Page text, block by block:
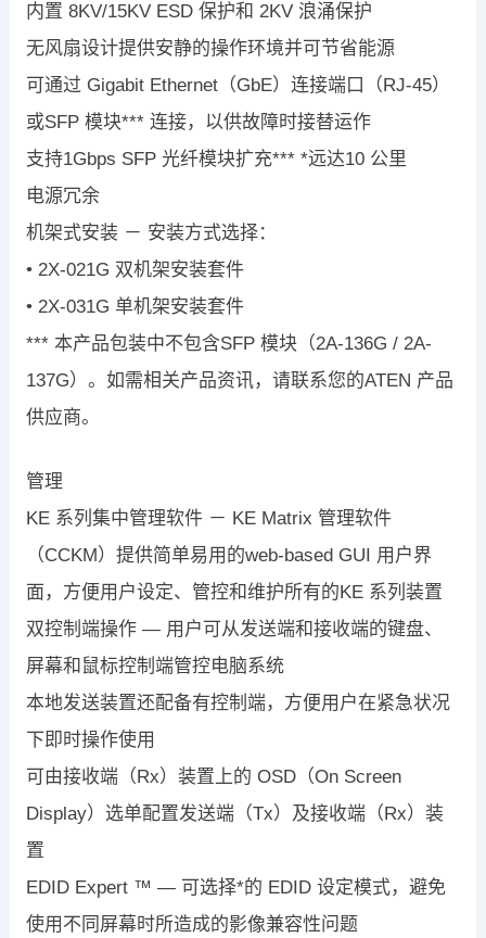
内置 8KV/15KV ESD 保护和 2KV 浪涌保护
无风扇设计提供安静的操作环境并可节省能源
可通过 Gigabit Ethernet（GbE）连接端口（RJ-45）
或SFP 模块*** 连接，以供故障时接替运作
支持1Gbps SFP 光纤模块扩充*** *远达10 公里
电源冗余
机架式安装 － 安装方式选择：
• 2X-021G 双机架安装套件
• 2X-031G 单机架安装套件
*** 本产品包装中不包含SFP 模块（2A-136G / 2A-
137G）。如需相关产品资讯，请联系您的ATEN 产品
供应商。
管理
KE 系列集中管理软件 － KE Matrix 管理软件
（CCKM）提供简单易用的web-based GUI 用户界
面，方便用户设定、管控和维护所有的KE 系列装置
双控制端操作 — 用户可从发送端和接收端的键盘、
屏幕和鼠标控制端管控电脑系统
本地发送装置还配备有控制端，方便用户在紧急状况
下即时操作使用
可由接收端（Rx）装置上的 OSD（On Screen
Display）选单配置发送端（Tx）及接收端（Rx）装
置
EDID Expert ™ — 可选择*的 EDID 设定模式，避免
使用不同屏幕时所造成的影像兼容性问题